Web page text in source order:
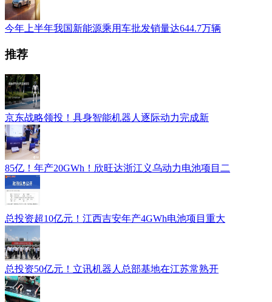
今年上半年我国新能源乘用车批发销量达644.7万辆
推荐
京东战略领投！具身智能机器人逐际动力完成新
85亿！年产20GWh！欣旺达浙江义乌动力电池项目二
总投资超10亿元！江西吉安年产4GWh电池项目重大
总投资50亿元！立讯机器人总部基地在江苏常熟开